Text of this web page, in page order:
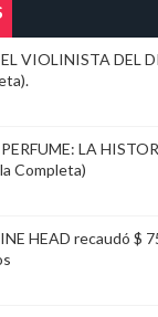
VIOLINISTA DEL
LA
Completa)
HEAD recaudó $